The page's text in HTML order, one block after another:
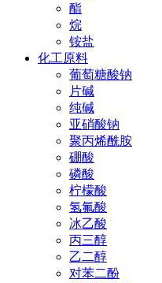
酯
烷
铵盐
化工原料
葡萄糖酸钠
片碱
纯碱
亚硝酸钠
聚丙烯酰胺
硼酸
磷酸
柠檬酸
氢氟酸
冰乙酸
丙三醇
乙二醇
对苯二酚